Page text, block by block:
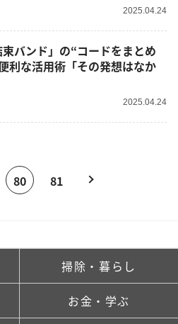
2025.04.24
バンド」の“コードをまとめ
利な活用術「その発想はなか
2025.04.24
80 81
掃除・暮らし
お金・学ぶ